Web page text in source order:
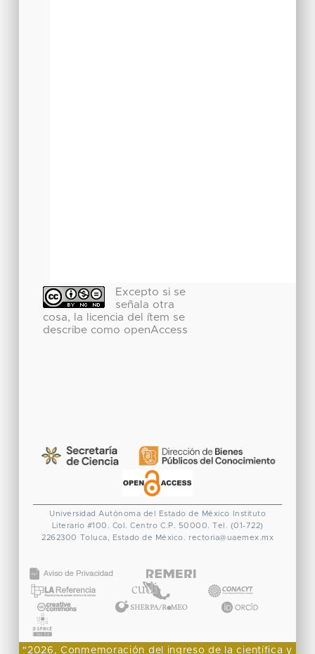
Excepto si se
señala otra
cosa, la licencia del ítem se
describe como openAccess
Universidad Autónoma del Estado de México
Instituto
Literario #100. Col. Centro C.P. 50000. Tel. (01-722)
2262300 Toluca, Estado de México. rectoria@uaemex.mx
"2026, Conmemoración del ingreso de la científica y